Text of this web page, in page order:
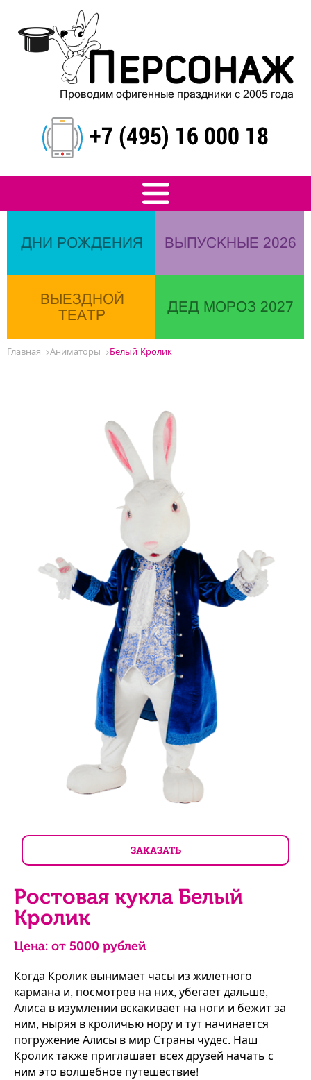
Проводим офигенные праздники с 2005 года
+7 (495) 16 000 18
ДНИ РОЖДЕНИЯ ВЫПУСКНЫЕ 2026
ВЫЕЗДНОЙ
ТЕАТР
ДЕД МОРОЗ 2027
Главная Аниматоры Белый Кролик
ЗАКАЗАТЬ
Ростовая кукла Белый
Кролик
Цена: от 5000 рублей
Когда Кролик вынимает часы из жилетного
кармана и, посмотрев на них, убегает дальше,
Алиса в изумлении вскакивает на ноги и бежит за
ним, ныряя в кроличью нору и тут начинается
погружение Алисы в мир Страны чудес. Наш
Кролик также приглашает всех друзей начать с
ним это волшебное путешествие!